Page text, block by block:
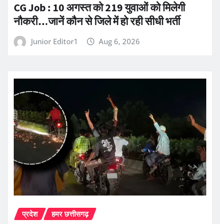
CG Job : 10 अगस्त को 219 युवाओं को मिलेगी
नौकरी…जानें कौन से जिले में हो रही सीधी भर्ती
Junior Editor1 Aug 6, 2026
प्रदेश हमर छत्तीसगढ़